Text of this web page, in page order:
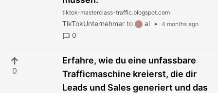
tiktok-masterclass-traffic.blogspot.com
TikTokUnternehmer to ai • 4 months ago
0
0
Erfahre, wie du eine unfassbare
Trafficmaschine kreierst, die dir
Leads und Sales generiert und das